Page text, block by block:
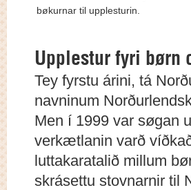
bøkurnar til upplesturin.
Upplestur fyri børn
Tey fyrstu árini, tá
navninum
Men í 1999 var søgan
verkætlanin varð
luttakaratalið millum
skrásettu stovnarnir til